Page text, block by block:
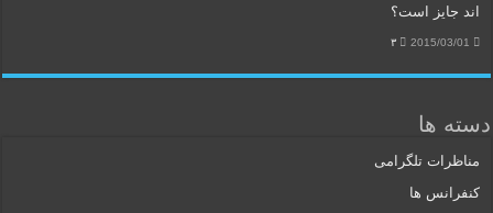
اند جایز است؟
2015/03/01 ۳
دسته ها
مناظرات تلگرامی
کنفرانس ها